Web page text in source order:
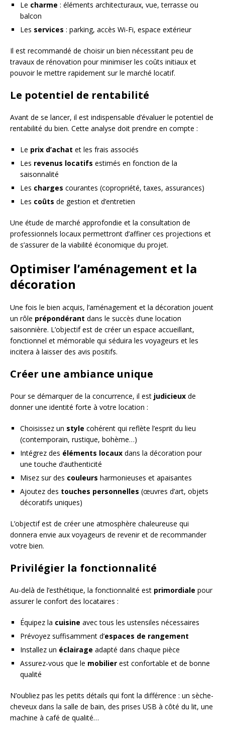
Le charme : éléments architecturaux, vue, terrasse ou
balcon
Les services : parking, accès Wi-Fi, espace extérieur
Il est recommandé de choisir un bien nécessitant peu de
travaux de rénovation pour minimiser les coûts initiaux et
pouvoir le mettre rapidement sur le marché locatif.
Le potentiel de rentabilité
Avant de se lancer, il est indispensable d’évaluer le potentiel de
rentabilité du bien. Cette analyse doit prendre en compte :
Le prix d’achat et les frais associés
Les revenus locatifs estimés en fonction de la
saisonnalité
Les charges courantes (copropriété, taxes, assurances)
Les coûts de gestion et d’entretien
Une étude de marché approfondie et la consultation de
professionnels locaux permettront d’affiner ces projections et
de s’assurer de la viabilité économique du projet.
Optimiser l’aménagement et la
décoration
Une fois le bien acquis, l’aménagement et la décoration jouent
un rôle prépondérant dans le succès d’une location
saisonnière. L’objectif est de créer un espace accueillant,
fonctionnel et mémorable qui séduira les voyageurs et les
incitera à laisser des avis positifs.
Créer une ambiance unique
Pour se démarquer de la concurrence, il est judicieux de
donner une identité forte à votre location :
Choisissez un style cohérent qui reflète l’esprit du lieu
(contemporain, rustique, bohème…)
Intégrez des éléments locaux dans la décoration pour
une touche d’authenticité
Misez sur des couleurs harmonieuses et apaisantes
Ajoutez des touches personnelles (œuvres d’art, objets
décoratifs uniques)
L’objectif est de créer une atmosphère chaleureuse qui
donnera envie aux voyageurs de revenir et de recommander
votre bien.
Privilégier la fonctionnalité
Au-delà de l’esthétique, la fonctionnalité est primordiale pour
assurer le confort des locataires :
Équipez la cuisine avec tous les ustensiles nécessaires
Prévoyez suffisamment d’espaces de rangement
Installez un éclairage adapté dans chaque pièce
Assurez-vous que le mobilier est confortable et de bonne
qualité
N’oubliez pas les petits détails qui font la différence : un sèche-
cheveux dans la salle de bain, des prises USB à côté du lit, une
machine à café de qualité…